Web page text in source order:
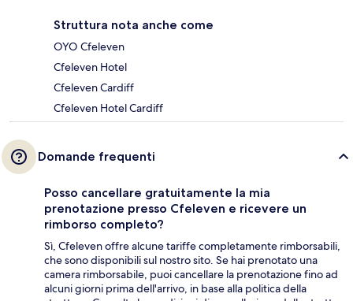
Struttura nota anche come
OYO Cfeleven
Cfeleven Hotel
Cfeleven Cardiff
Cfeleven Hotel Cardiff
Domande frequenti
Posso cancellare gratuitamente la mia
prenotazione presso Cfeleven e ricevere un
rimborso completo?
Sì, Cfeleven offre alcune tariffe completamente rimborsabili,
che sono disponibili sul nostro sito. Se hai prenotato una
camera rimborsabile, puoi cancellare la prenotazione fino ad
alcuni giorni prima dell'arrivo, in base alla politica della